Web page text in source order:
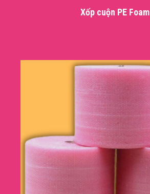
Xốp cuộn PE Foam